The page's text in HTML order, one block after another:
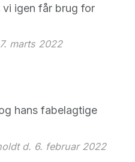
vi igen får brug for
marts 2022
hans fabelagtige
d. 6. februar 2022